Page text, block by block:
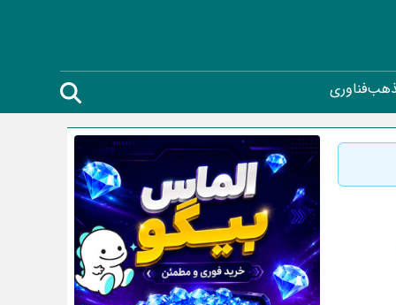
فناوری